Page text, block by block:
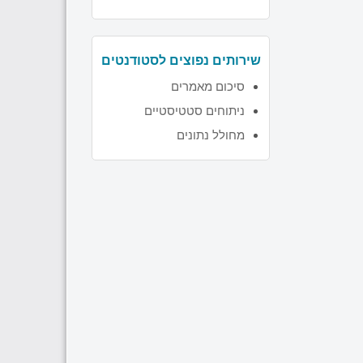
שירותים נפוצים לסטודנטים
סיכום מאמרים
ניתוחים סטטיסטיים
מחולל נתונים